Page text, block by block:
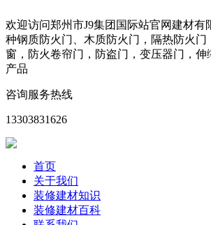
欢迎访问郑州市J9集团国际站官网建材有
种钢质防火门、木质防火门，隔热防火门
窗，防火卷帘门，防盗门，变压器门，
产品
咨询服务热线
13303831626
首页
关于我们
装修建材知识
装修建材百科